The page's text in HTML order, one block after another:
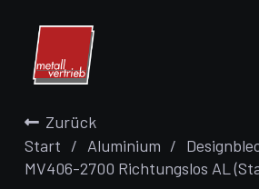
Zurück
Start / Aluminium /
MV406-2700 Richtungslos AL